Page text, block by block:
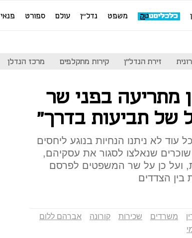
משפט נדל''ן עולם ספורט פנאי
זירת הנדל"ן קירות מתקלפים מרכז הנדלן
מתריעה בפני שר
של תביעות בדרך"
עוד לא ניתנו הנחיות בנוגע ליחסים
שוכרים שנאלצו לסגור את עסקיהם,
ועל כן על שר המשפטים לפרסם
בין הצדדים
משרדים שכירות קורונה
אברהם ללום